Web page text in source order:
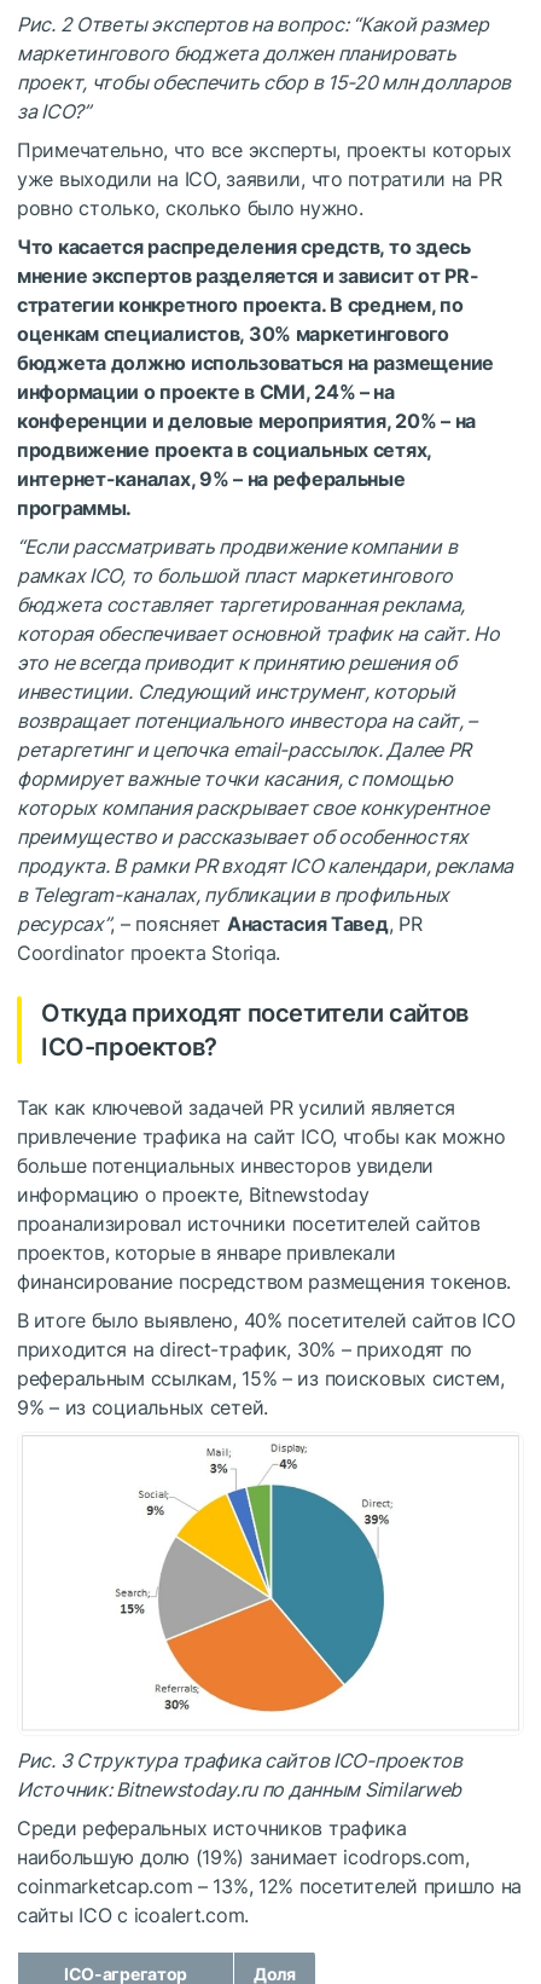
Рис. 2 Ответы экспертов на вопрос: “Какой размер
маркетингового бюджета должен планировать
проект, чтобы обеспечить сбор в 15-20 млн долларов
за ICO?”
Примечательно, что все эксперты, проекты которых
уже выходили на ICO, заявили, что потратили на PR
ровно столько, сколько было нужно.
Что касается распределения средств, то здесь
мнение экспертов разделяется и зависит от PR-
стратегии конкретного проекта. В среднем, по
оценкам специалистов, 30% маркетингового
бюджета должно использоваться на размещение
информации о проекте в СМИ, 24% – на
конференции и деловые мероприятия, 20% – на
продвижение проекта в социальных сетях,
интернет-каналах, 9% – на реферальные
программы.
“Если рассматривать продвижение компании в
рамках ICO, то большой пласт маркетингового
бюджета составляет таргетированная реклама,
которая обеспечивает основной трафик на сайт. Но
это не всегда приводит к принятию решения об
инвестиции. Следующий инструмент, который
возвращает потенциального инвестора на сайт, –
ретаргетинг и цепочка email-рассылок. Далее PR
формирует важные точки касания, с помощью
которых компания раскрывает свое конкурентное
преимущество и рассказывает об особенностях
продукта. В рамки PR входят ICO календари, реклама
в Telegram-каналах, публикации в профильных
ресурсах”, – поясняет Анастасия Тавед, PR
Coordinator проекта Storiqa.
Откуда приходят посетители сайтов
ICO-проектов?
Так как ключевой задачей PR усилий является
привлечение трафика на сайт ICO, чтобы как можно
больше потенциальных инвесторов увидели
информацию о проекте, Bitnewstoday
проанализировал источники посетителей сайтов
проектов, которые в январе привлекали
финансирование посредством размещения токенов.
В итоге было выявлено, 40% посетителей сайтов ICO
приходится на direct-трафик, 30% – приходят по
реферальным ссылкам, 15% – из поисковых систем,
9% – из социальных сетей.
Рис. 3 Структура трафика сайтов ICO-проектов
Источник: Bitnewstoday.ru по данным Similarweb
Среди реферальных источников трафика
наибольшую долю (19%) занимает icodrops.com,
coinmarketcap.com – 13%, 12% посетителей пришло на
сайты ICO с icoalert.com.
ICO-агрегатор Доля